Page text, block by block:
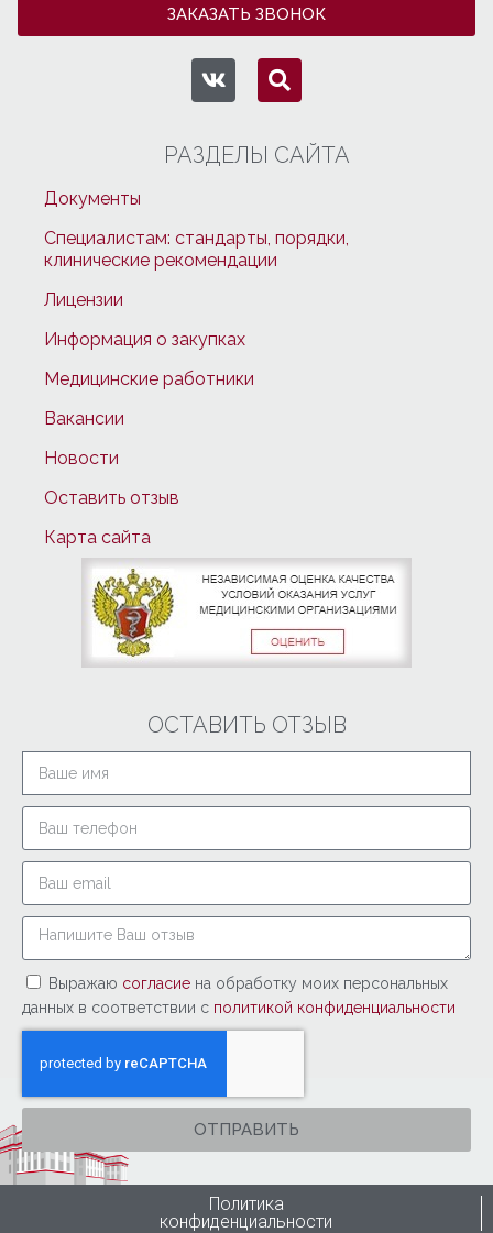
ЗАКАЗАТЬ ЗВОНОК
РАЗДЕЛЫ САЙТА
Документы
Специалистам: стандарты, порядки,
клинические рекомендации
Лицензии
Информация о закупках
Медицинские работники
Вакансии
Новости
Оставить отзыв
Карта сайта
ОСТАВИТЬ ОТЗЫВ
Выражаю согласие на обработку моих персональных
данных в соответствии с политикой конфиденциальности
ОТПРАВИТЬ
Политика
конфиденциальности